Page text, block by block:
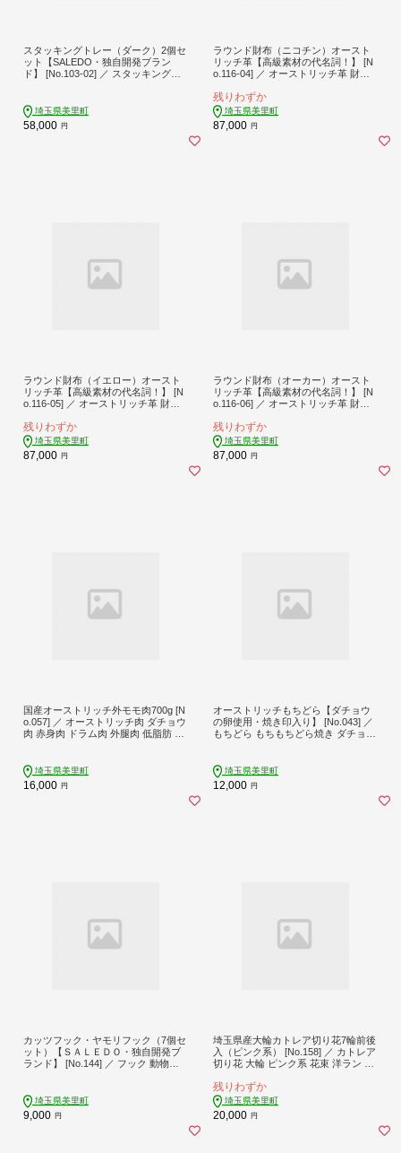
スタッキングトレー（ダーク）2個セ
ット【SALEDO・独自開発ブラン
ド】 [No.103-02] ／ スタッキングト
重ね収納 環境配慮 エコ 廃材利用 SA
LEDO 小物整理 机上整理 高級感 埼
玉県
埼玉県美里町
58,000 円
ラウンド財布（ニコチン）オースト
リッチ革【高級素材の代名詞！】 [N
o.116-04] ／ オーストリッチ革 財布
ズ財布 レディース財布 手作り財布
日本製財布 軽量革 上品財布 エコレ
ザー 高級素材 ギフト用財布 革小物
埼玉県
残りわずか
埼玉県美里町
87,000 円
ラウンド財布（イエロー）オースト
リッチ革【高級素材の代名詞！】 [N
o.116-05] ／ オーストリッチ革 財布
ズ財布 レディース財布 手作り財布
日本製財布 軽量革 上品財布 エコレ
ザー 高級素材 ギフト用財布 革小物
埼玉県
残りわずか
埼玉県美里町
87,000 円
ラウンド財布（オーカー）オースト
リッチ革【高級素材の代名詞！】 [N
o.116-06] ／ オーストリッチ革 財布
ズ財布 レディース財布 手作り財布
日本製財布 軽量革 上品財布 エコレ
ザー 高級素材 ギフト用財布 革小物
埼玉県
残りわずか
埼玉県美里町
87,000 円
国産オーストリッチ外モモ肉700g [N
o.057] ／ オーストリッチ肉 ダチョウ
肉 赤身肉 ドラム肉 外腿肉 低脂肪 高
埼玉県美里町
16,000 円
オーストリッチもちどら【ダチョウ
の卵使用・焼き印入り】 [No.043] ／
もちどら もちもちどら焼き ダチョウ
答用スイーツ 家族で楽しむ おやつセ
ット しっとり生地 埼玉県
埼玉県美里町
12,000 円
カッツフック・ヤモリフック（7個セ
ット）【ＳＡＬＥＤＯ・独自開発ブ
ランド】 [No.144] ／ フック 動物モ
け 700g耐荷重 エコ 端材利用 SALED
O 独自ブランド 埼玉県
埼玉県美里町
9,000 円
埼玉県産大輪カトレア切り花7輪前後
入（ピンク系） [No.158] ／ カトレア
切り花 大輪 ピンク系 花束 洋ラン 女
平皿用 癒し 贈り物 インテリア 花ギ
フト 埼玉県
残りわずか
埼玉県美里町
20,000 円